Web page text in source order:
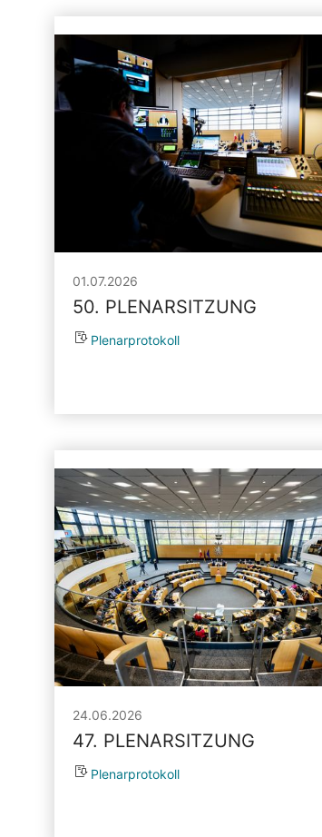
01.07.2026
50. PLENARSITZUNG
Plenarprotokoll
24.06.2026
47. PLENARSITZUNG
Plenarprotokoll